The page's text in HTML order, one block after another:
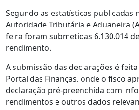
Segundo as estatísticas publicadas
Autoridade Tributária e Aduaneira
feira foram submetidas 6.130.014
rendimento.
A submissão das declarações é
Portal das Finanças, onde o fisco
declaração pré-preenchida com
rendimentos e outros dados